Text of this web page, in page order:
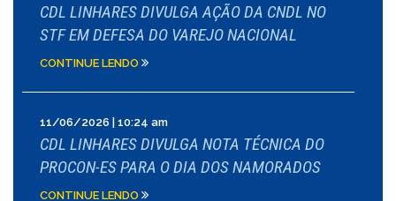
CDL LINHARES DIVULGA AÇÃO DA CNDL NO
STF EM DEFESA DO VAREJO NACIONAL
CONTINUE LENDO
11/06/2026 | 10:24 am
CDL LINHARES DIVULGA NOTA TÉCNICA DO
PROCON-ES PARA O DIA DOS NAMORADOS
CONTINUE LENDO